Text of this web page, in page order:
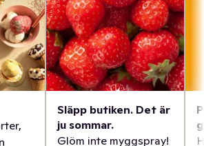
Släpp butiken. Det är
ju sommar.
Glöm inte myggspray!